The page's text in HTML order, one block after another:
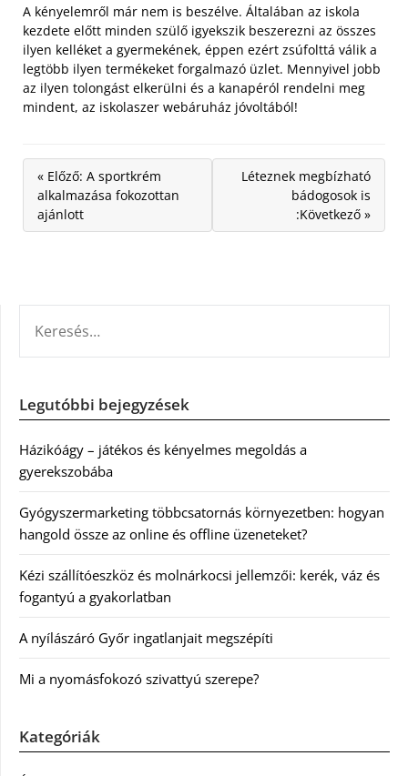
A kényelemről már nem is beszélve. Általában az iskola
kezdete előtt minden szülő igyekszik beszerezni az összes
ilyen kelléket a gyermekének, éppen ezért zsúfolttá válik a
legtöbb ilyen termékeket forgalmazó üzlet. Mennyivel jobb
az ilyen tolongást elkerülni és a kanapéról rendelni meg
mindent, az iskolaszer webáruház jóvoltából!
« Előző: A sportkrém
alkalmazása fokozottan
ajánlott
Léteznek megbízható
bádogosok is
:Következő »
Legutóbbi bejegyzések
Házikóágy – játékos és kényelmes megoldás a
gyerekszobába
Gyógyszermarketing többcsatornás környezetben: hogyan
hangold össze az online és offline üzeneteket?
Kézi szállítóeszköz és molnárkocsi jellemzői: kerék, váz és
fogantyú a gyakorlatban
A nyílászáró Győr ingatlanjait megszépíti
Mi a nyomásfokozó szivattyú szerepe?
Kategóriák